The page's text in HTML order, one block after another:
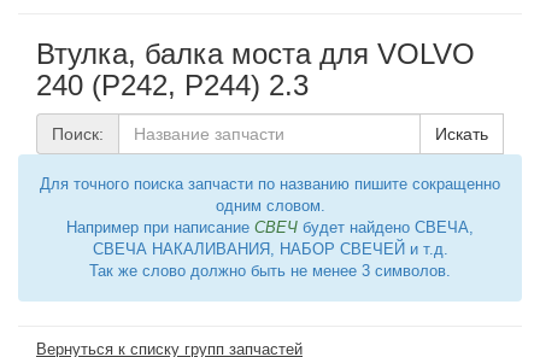
Втулка, балка моста для VOLVO
240 (P242, P244) 2.3
Поиск: Искать
Для точного поиска запчасти по названию пишите сокращенно
одним словом.
Например при написание СВЕЧ будет найдено СВЕЧА,
СВЕЧА НАКАЛИВАНИЯ, НАБОР СВЕЧЕЙ и т.д.
Так же слово должно быть не менее 3 символов.
Вернуться к списку групп запчастей